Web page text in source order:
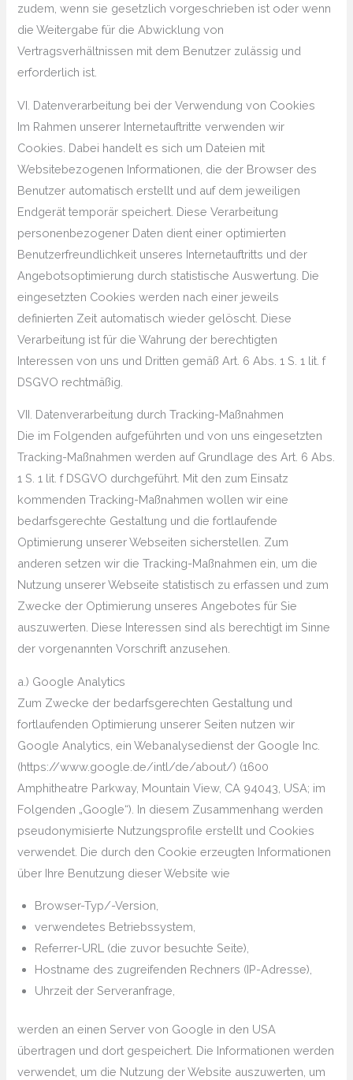
zudem, wenn sie gesetzlich vorgeschrieben ist oder wenn
die Weitergabe für die Abwicklung von
Vertragsverhältnissen mit dem Benutzer zulässig und
erforderlich ist.
VI. Datenverarbeitung bei der Verwendung von Cookies
Im Rahmen unserer Internetauftritte verwenden wir
Cookies. Dabei handelt es sich um Dateien mit
Websitebezogenen Informationen, die der Browser des
Benutzer automatisch erstellt und auf dem jeweiligen
Endgerät temporär speichert. Diese Verarbeitung
personenbezogener Daten dient einer optimierten
Benutzerfreundlichkeit unseres Internetauftritts und der
Angebotsoptimierung durch statistische Auswertung. Die
eingesetzten Cookies werden nach einer jeweils
definierten Zeit automatisch wieder gelöscht. Diese
Verarbeitung ist für die Wahrung der berechtigten
Interessen von uns und Dritten gemäß Art. 6 Abs. 1 S. 1 lit. f
DSGVO rechtmäßig.
VII. Datenverarbeitung durch Tracking-Maßnahmen
Die im Folgenden aufgeführten und von uns eingesetzten
Tracking-Maßnahmen werden auf Grundlage des Art. 6 Abs.
1 S. 1 lit. f DSGVO durchgeführt. Mit den zum Einsatz
kommenden Tracking-Maßnahmen wollen wir eine
bedarfsgerechte Gestaltung und die fortlaufende
Optimierung unserer Webseiten sicherstellen. Zum
anderen setzen wir die Tracking-Maßnahmen ein, um die
Nutzung unserer Webseite statistisch zu erfassen und zum
Zwecke der Optimierung unseres Angebotes für Sie
auszuwerten. Diese Interessen sind als berechtigt im Sinne
der vorgenannten Vorschrift anzusehen.
a.) Google Analytics
Zum Zwecke der bedarfsgerechten Gestaltung und
fortlaufenden Optimierung unserer Seiten nutzen wir
Google Analytics, ein Webanalysedienst der Google Inc.
(https://www.google.de/intl/de/about/) (1600
Amphitheatre Parkway, Mountain View, CA 94043, USA; im
Folgenden „Google“). In diesem Zusammenhang werden
pseudonymisierte Nutzungsprofile erstellt und Cookies
verwendet. Die durch den Cookie erzeugten Informationen
über Ihre Benutzung dieser Website wie
Browser-Typ/-Version,
verwendetes Betriebssystem,
Referrer-URL (die zuvor besuchte Seite),
Hostname des zugreifenden Rechners (IP-Adresse),
Uhrzeit der Serveranfrage,
werden an einen Server von Google in den USA
übertragen und dort gespeichert. Die Informationen werden
verwendet, um die Nutzung der Website auszuwerten, um